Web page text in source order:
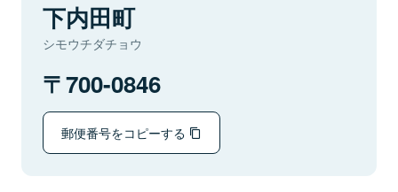
下内田町
シモウチダチョウ
700-0846
郵便番号をコピーする